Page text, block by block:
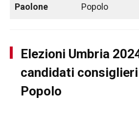
Paolone
Popolo
Elezioni Umbria
candidati
Popolo